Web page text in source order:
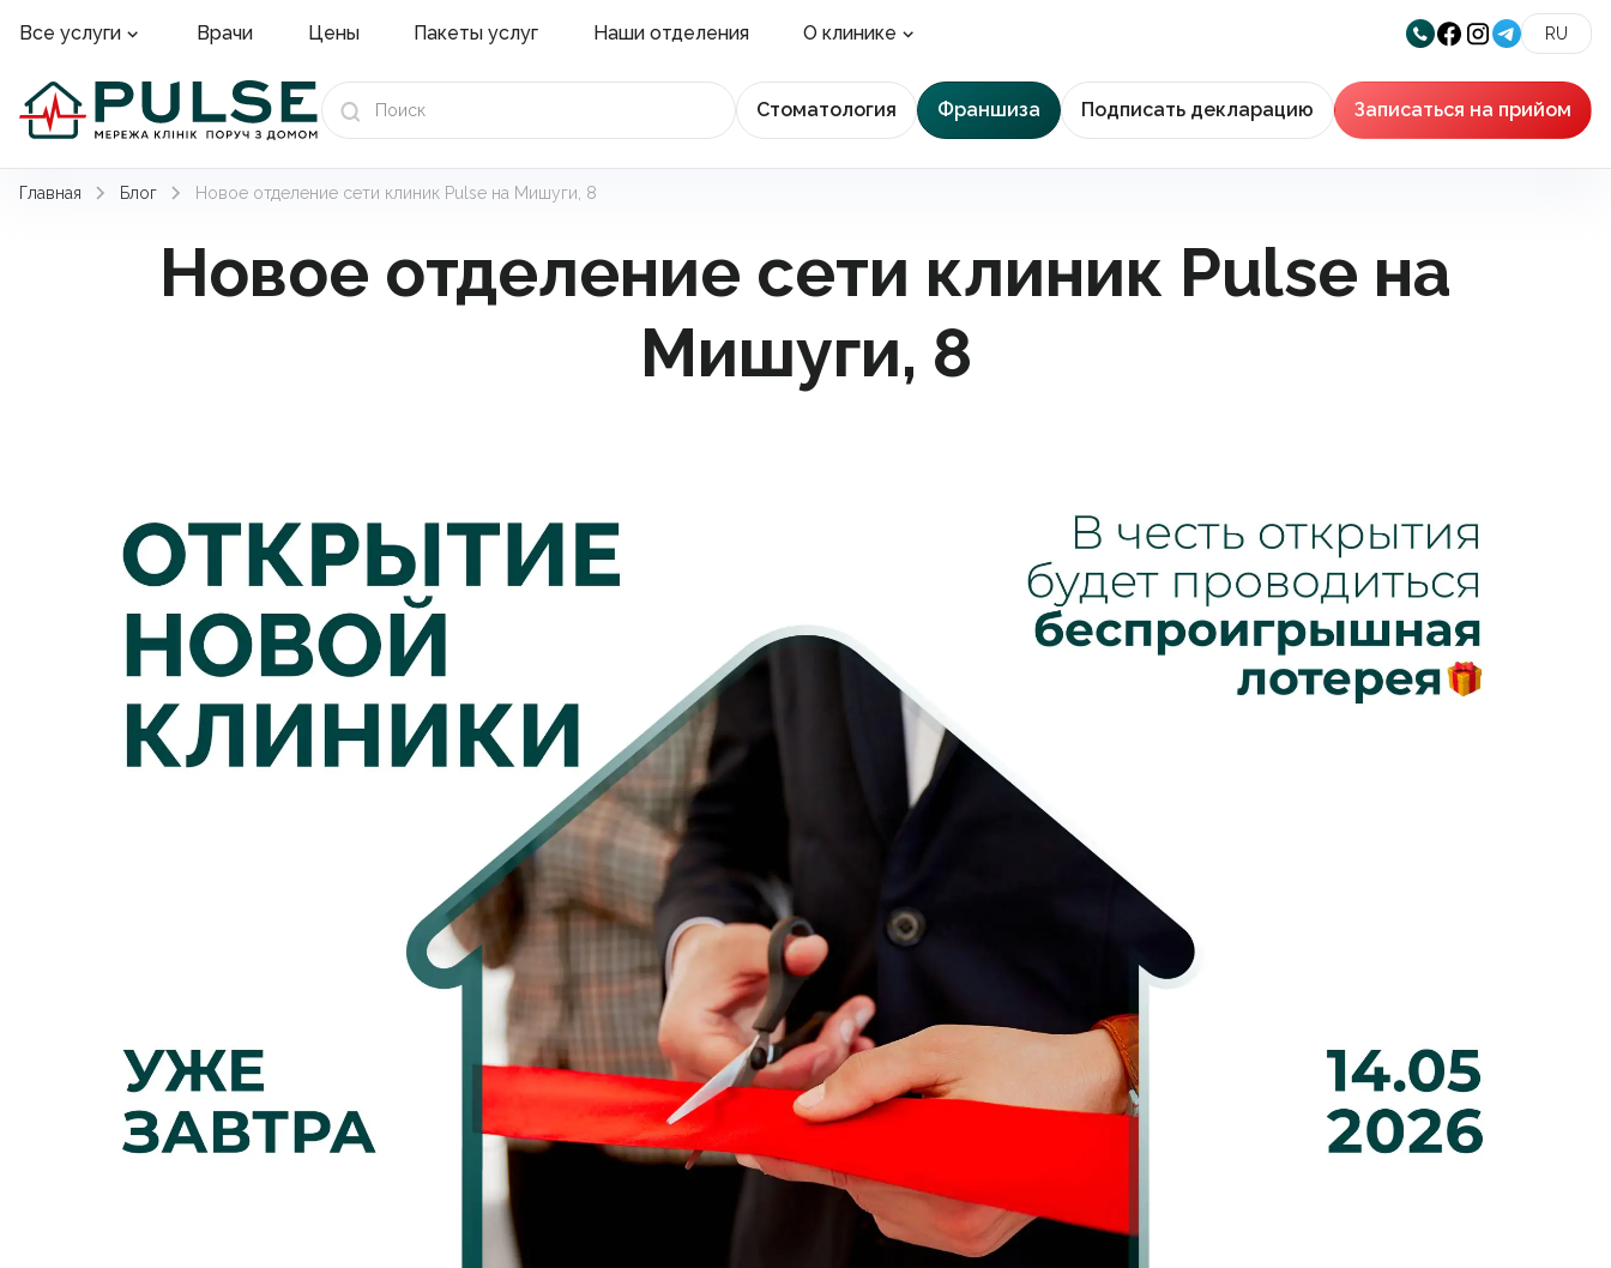
Все услуги Врачи Цены Пакеты услуг Наши отделения О клинике RU
Стоматология Франшиза Подписать декларацию Записаться на прийом
Главная Блог Новое отделение сети клиник Pulse на Мишуги, 8
Новое отделение сети клиник Pulse на
Мишуги, 8